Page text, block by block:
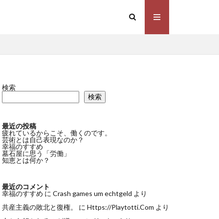
検索
検索
最近の投稿
疲れているからこそ、働くのです。
芸術とは自己表現なのか？
幸福のすすめ
墓石屋に思う「労働」
知恵とは何か？
最近のコメント
幸福のすすめ に Crash games um echtgeld より
共産主義の敗北と復権。
に Https://Playtotti.Com より